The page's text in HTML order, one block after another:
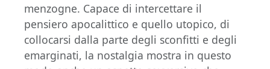
menzogne. Capace di intercettare il
pensiero apocalittico e quello utopico, di
collocarsi dalla parte degli sconfitti e degli
emarginati, la nostalgia mostra in questo